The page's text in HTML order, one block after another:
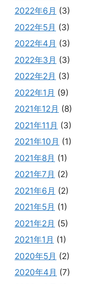
2022年6月 (3)
2022年5月 (3)
2022年4月 (3)
2022年3月 (3)
2022年2月 (3)
2022年1月 (9)
2021年12月 (8)
2021年11月 (3)
2021年10月 (1)
2021年8月 (1)
2021年7月 (2)
2021年6月 (2)
2021年5月 (1)
2021年2月 (5)
2021年1月 (1)
2020年5月 (2)
2020年4月 (7)